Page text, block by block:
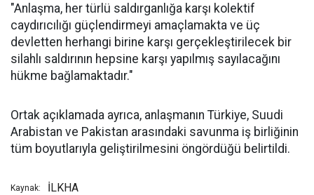
"Anlaşma, her türlü saldırganlığa karşı kolektif
caydırıcılığı güçlendirmeyi amaçlamakta ve üç
devletten herhangi birine karşı gerçekleştirilecek bir
silahlı saldırının hepsine karşı yapılmış sayılacağını
hükme bağlamaktadır."
Ortak açıklamada ayrıca, anlaşmanın Türkiye, Suudi
Arabistan ve Pakistan arasındaki savunma iş birliğinin
tüm boyutlarıyla geliştirilmesini öngördüğü belirtildi.
Kaynak: İLKHA